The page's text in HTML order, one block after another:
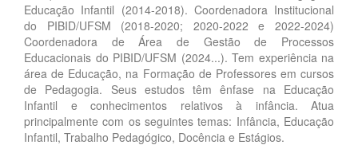
Educação Infantil (2014-2018). Coordenadora Institucional
do PIBID/UFSM (2018-2020; 2020-2022 e 2022-2024)
Coordenadora de Área de Gestão de Processos
Educacionais do PIBID/UFSM (2024...). Tem experiência na
área de Educação, na Formação de Professores em cursos
de Pedagogia. Seus estudos têm ênfase na Educação
Infantil e conhecimentos relativos à infância. Atua
principalmente com os seguintes temas: Infância, Educação
Infantil, Trabalho Pedagógico, Docência e Estágios.